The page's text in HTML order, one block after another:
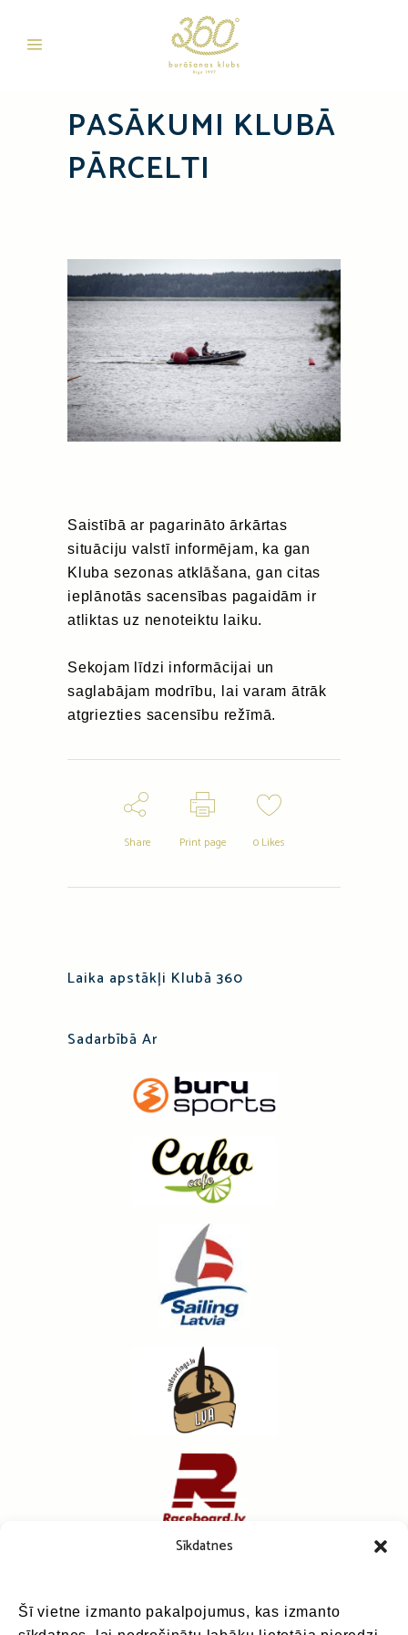
Sīkdatnes
Šī vietne izmanto pakalpojumus, kas izmanto
PASĀKUMI KLUBĀ
PĀRCELTI
Saistībā ar pagarināto ārkārtas
situāciju valstī informējam, ka gan
Kluba sezonas atklāšana, gan citas
ieplānotās sacensības pagaidām ir
atliktas uz nenoteiktu laiku.
Sekojam līdzi informācijai un
saglabājam modrību, lai varam ātrāk
atgriezties sacensību režīmā.
Share Print page 0Likes
Laika apstākļi Klubā 360
Sadarbībā Ar